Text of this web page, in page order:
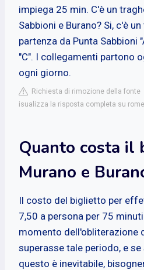
impiega 25 min. C'è un
Sabbioni e Burano? Si, c'è
partenza da Punta Sabbioni
"C". I collegamenti partono
ogni giorno.
Richiesta di rimozione della fonte
isualizza la risposta completa su
Quanto costa il
Murano e
Il costo del biglietto per
7,50 a persona per 75
momento dell'obliterazione
superasse tale periodo, e
questo è inevitabile,